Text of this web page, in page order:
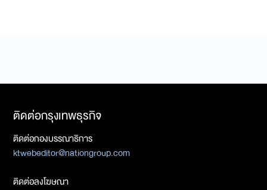
ติดต่อกรุงเทพธุรกิจ
ติดต่อกองบรรณาธิการ
ktwebeditor@nationgroup.com
ติดต่อลงโฆษณา